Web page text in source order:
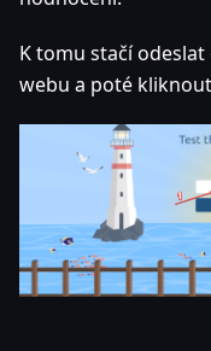
K tomu stačí
webu a poté